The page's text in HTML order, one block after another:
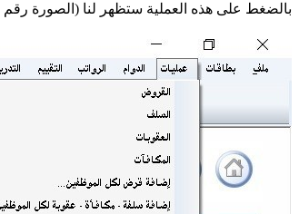
بالضغط على هذه العملية ستظهر لنا (الصورة رقم 2) من الشكل التالي: